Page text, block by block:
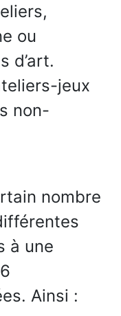
ou
d’art.
jeux
non-
nombre
à une
Ainsi :